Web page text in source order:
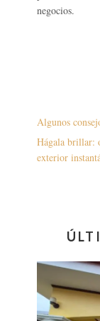
negocios.
Algunos
Hágala brillar:
exterior